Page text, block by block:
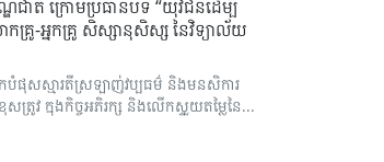
ណ្ឌជាតិ ក្រោមប្រធានបទ “យុវជនដើម្បី
រូ-អ្នកគ្រូ សិស្សានុសិស្ស នៃវិទ្យាល័យ
កបំផុសស្មារតីស្រឡាញ់វប្បធម៌ និងមនសិការ
វ ក្នុងកិច្ចអភិរក្ស និងលើកស្ទួយតម្លៃនៃ...